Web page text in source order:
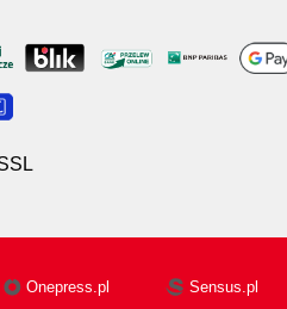
Onepress.pl Sensus.pl